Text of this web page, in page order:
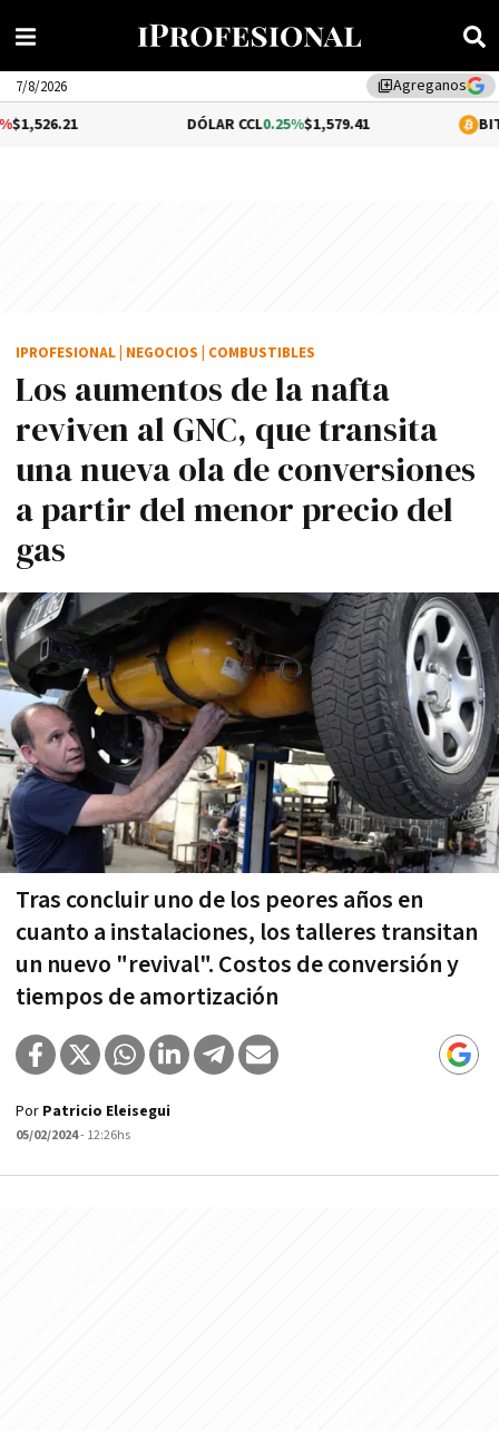
library_addAgreganos
7/8/2026
0.25%$1,579.41 1.14%
Los aumentos de la nafta
reviven al GNC, que transita
una nueva ola de conversiones
a partir del menor precio del
gas
Tras concluir uno de los peores años en
cuanto a instalaciones, los talleres transitan
un nuevo "revival". Costos de conversión y
tiempos de amortización
IPROFESIONAL NEGOCIOS COMBUSTIBLES
Por Patricio Eleisegui
05/02/2024- 12:26hs